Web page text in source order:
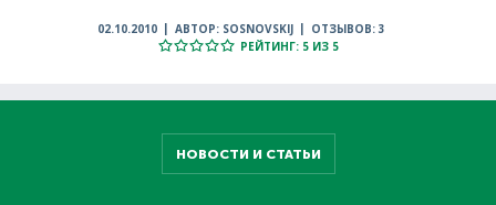
02.10.2010 АВТОР: SOSNOVSKIJ
ОТЗЫВОВ: 3
РЕЙТИНГ: 5 ИЗ 5
НОВОСТИ И СТАТЬИ